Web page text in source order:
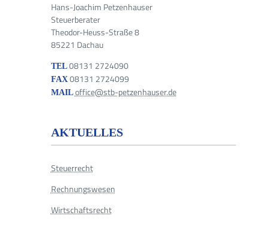
Hans-Joachim Petzenhauser
Steuerberater
Theodor-Heuss-Straße 8
85221 Dachau
TEL08131 2724090
FAX08131 2724099
MAIL office@stb-petzenhauser.de
AKTUELLES
Steuerrecht
Rechnungswesen
Wirtschaftsrecht